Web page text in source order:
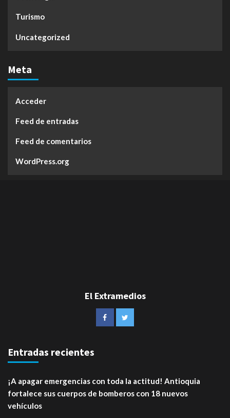
Turismo
Uncategorized
Meta
Acceder
Feed de entradas
Feed de comentarios
WordPress.org
El Extramedios
Entradas recientes
¡A apagar emergencias con toda la actitud! Antioquia
fortalece sus cuerpos de bomberos con 18 nuevos
vehículos